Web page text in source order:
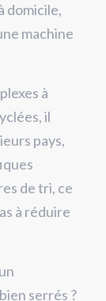
domicile,
machine
à
il
pays,
de tri, ce
à réduire
serrés ?